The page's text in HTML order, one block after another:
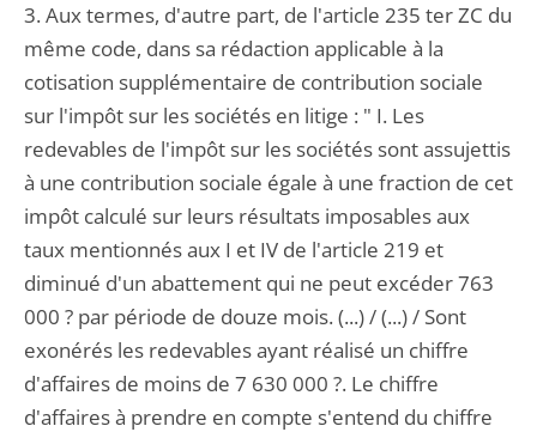
3. Aux termes, d'autre part, de l'article 235 ter ZC du
même code, dans sa rédaction applicable à la
cotisation supplémentaire de contribution sociale
sur l'impôt sur les sociétés en litige : " I. Les
redevables de l'impôt sur les sociétés sont assujettis
à une contribution sociale égale à une fraction de cet
impôt calculé sur leurs résultats imposables aux
taux mentionnés aux I et IV de l'article 219 et
diminué d'un abattement qui ne peut excéder 763
000 ? par période de douze mois. (...) / (...) / Sont
exonérés les redevables ayant réalisé un chiffre
d'affaires de moins de 7 630 000 ?. Le chiffre
d'affaires à prendre en compte s'entend du chiffre